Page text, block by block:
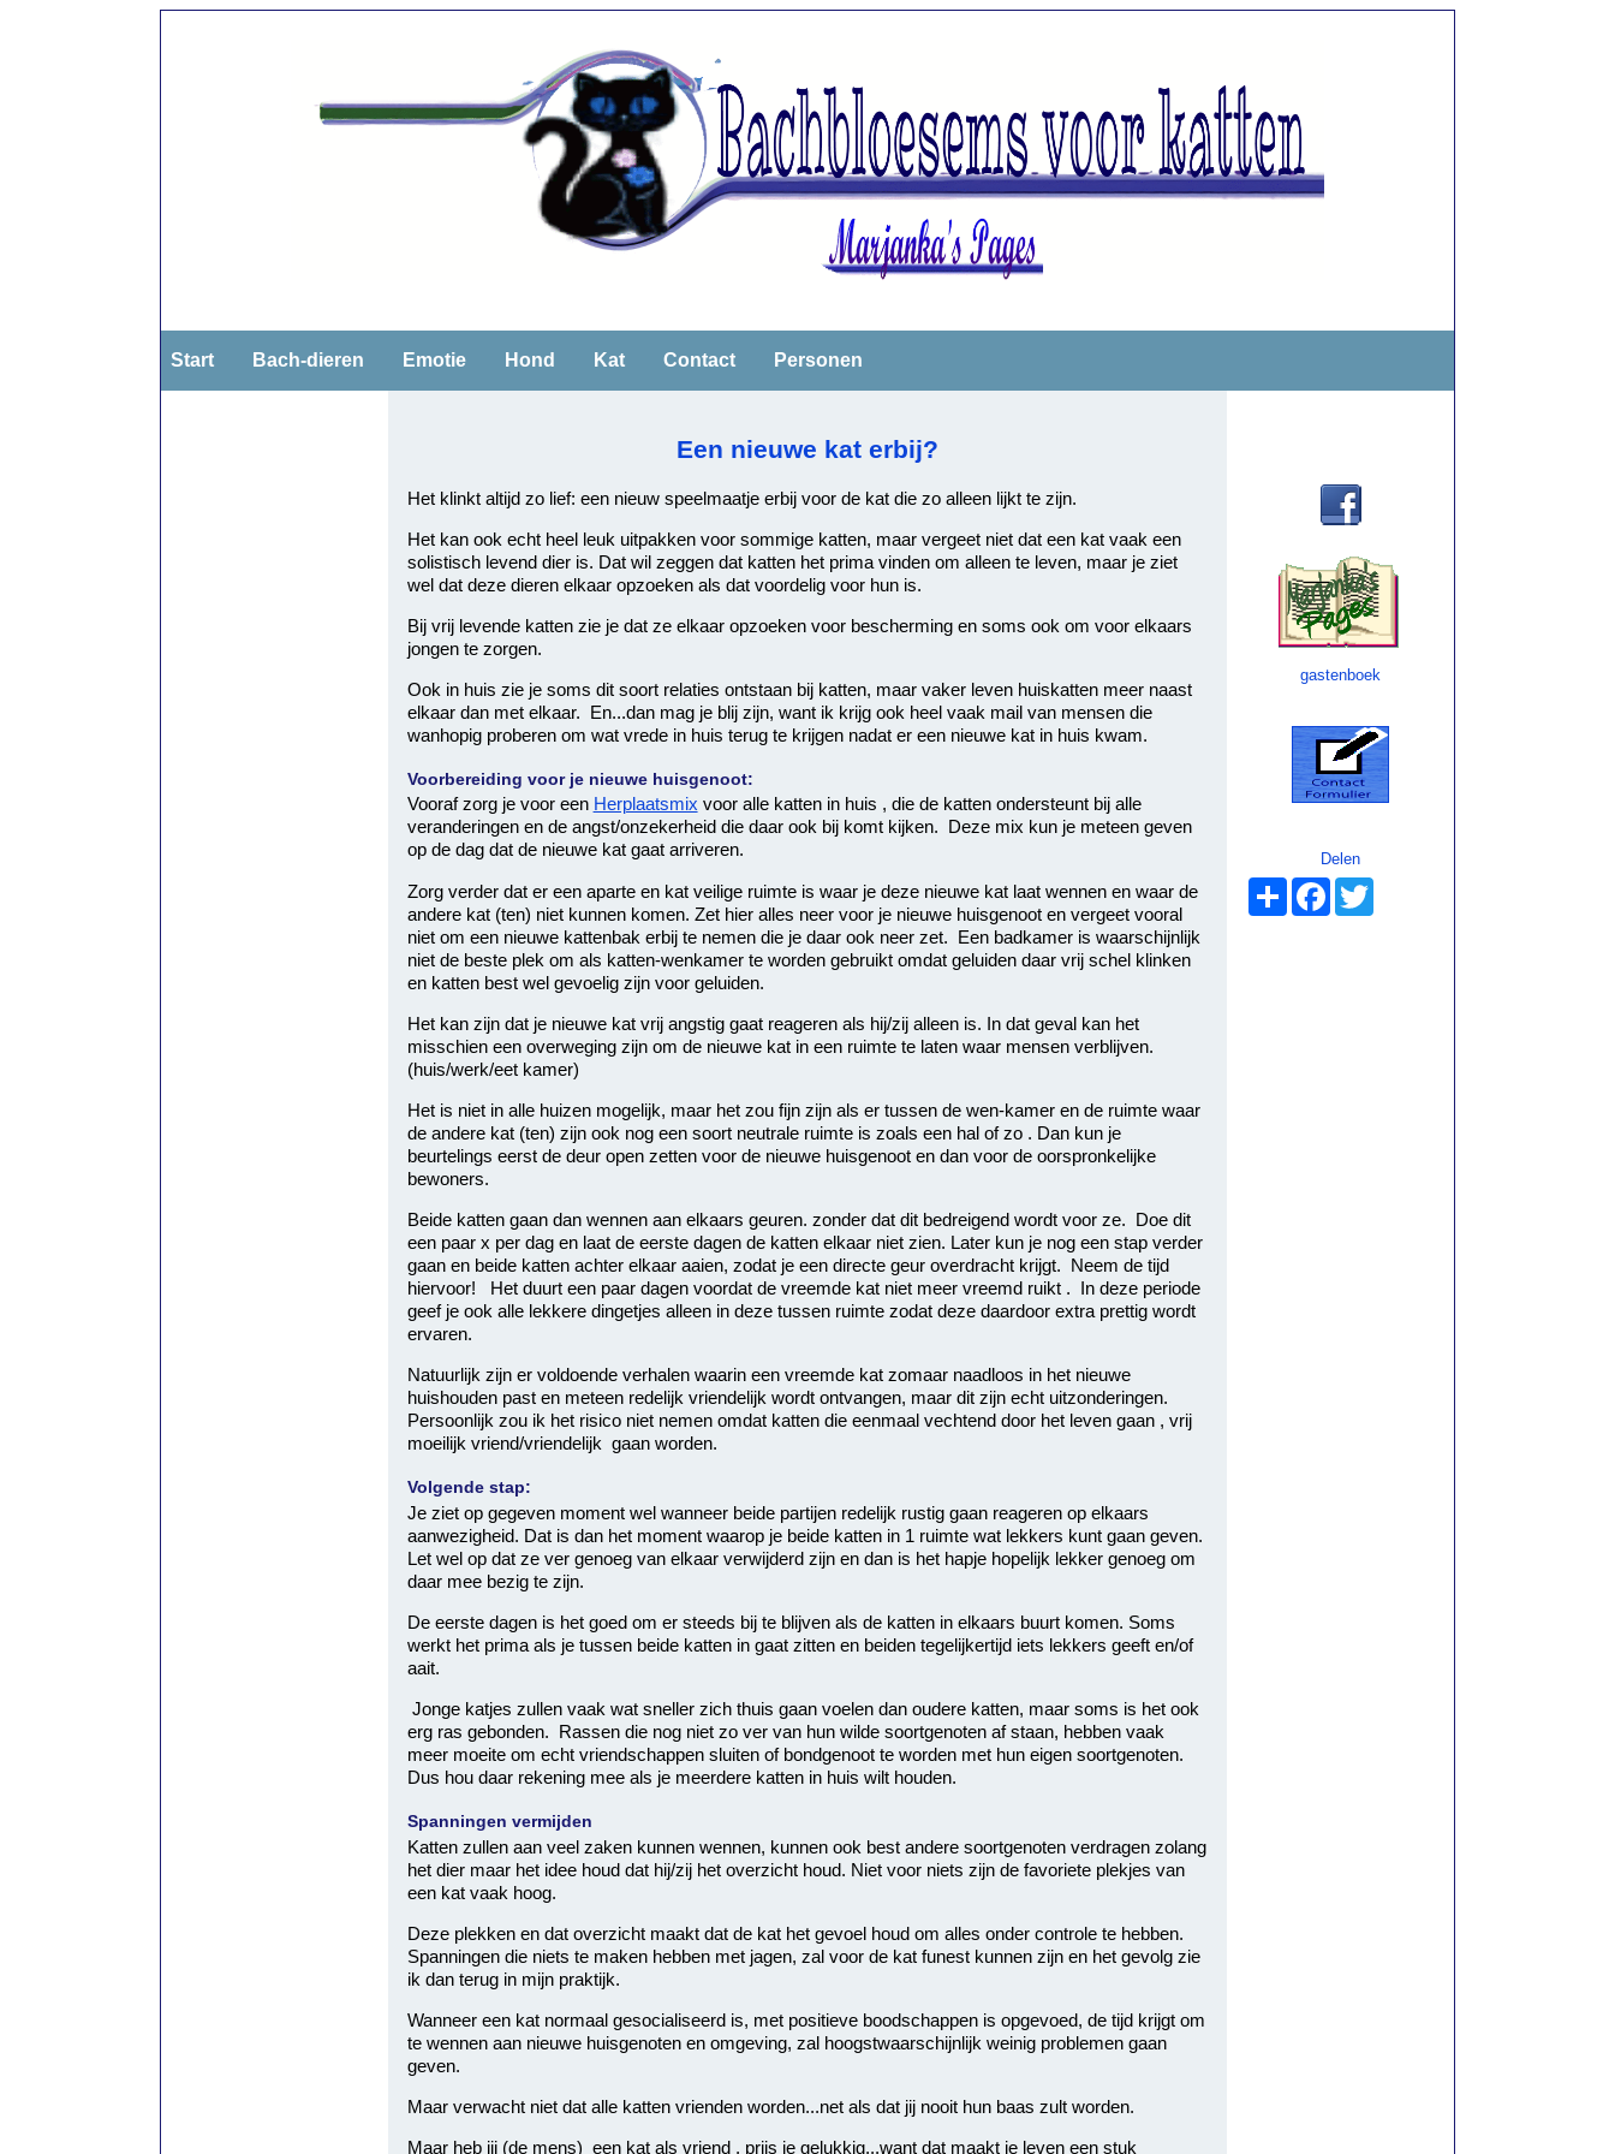
Start Bach-dieren Emotie Hond Kat Contact Personen
Een nieuwe kat erbij?
Het klinkt altijd zo lief: een nieuw speelmaatje erbij voor de kat die zo alleen lijkt te zijn.
Het kan ook echt heel leuk uitpakken voor sommige katten, maar vergeet niet dat een kat vaak een
solistisch levend dier is. Dat wil zeggen dat katten het prima vinden om alleen te leven, maar je ziet
wel dat deze dieren elkaar opzoeken als dat voordelig voor hun is.
Bij vrij levende katten zie je dat ze elkaar opzoeken voor bescherming en soms ook om voor elkaars
jongen te zorgen.
Ook in huis zie je soms dit soort relaties ontstaan bij katten, maar vaker leven huiskatten meer naast
elkaar dan met elkaar. En...dan mag je blij zijn, want ik krijg ook heel vaak mail van mensen die
wanhopig proberen om wat vrede in huis terug te krijgen nadat er een nieuwe kat in huis kwam.
Voorbereiding voor je nieuwe huisgenoot:
Vooraf zorg je voor een Herplaatsmix voor alle katten in huis , die de katten ondersteunt bij alle
veranderingen en de angst/onzekerheid die daar ook bij komt kijken. Deze mix kun je meteen geven
op de dag dat de nieuwe kat gaat arriveren.
Zorg verder dat er een aparte en kat veilige ruimte is waar je deze nieuwe kat laat wennen en waar de
andere kat (ten) niet kunnen komen. Zet hier alles neer voor je nieuwe huisgenoot en vergeet vooral
niet om een nieuwe kattenbak erbij te nemen die je daar ook neer zet. Een badkamer is waarschijnlijk
niet de beste plek om als katten-wenkamer te worden gebruikt omdat geluiden daar vrij schel klinken
en katten best wel gevoelig zijn voor geluiden.
Het kan zijn dat je nieuwe kat vrij angstig gaat reageren als hij/zij alleen is. In dat geval kan het
misschien een overweging zijn om de nieuwe kat in een ruimte te laten waar mensen verblijven.
(huis/werk/eet kamer)
Het is niet in alle huizen mogelijk, maar het zou fijn zijn als er tussen de wen-kamer en de ruimte waar
de andere kat (ten) zijn ook nog een soort neutrale ruimte is zoals een hal of zo . Dan kun je
beurtelings eerst de deur open zetten voor de nieuwe huisgenoot en dan voor de oorspronkelijke
bewoners.
Beide katten gaan dan wennen aan elkaars geuren. zonder dat dit bedreigend wordt voor ze. Doe dit
een paar x per dag en laat de eerste dagen de katten elkaar niet zien. Later kun je nog een stap verder
gaan en beide katten achter elkaar aaien, zodat je een directe geur overdracht krijgt. Neem de tijd
hiervoor! Het duurt een paar dagen voordat de vreemde kat niet meer vreemd ruikt . In deze periode
geef je ook alle lekkere dingetjes alleen in deze tussen ruimte zodat deze daardoor extra prettig wordt
ervaren.
Natuurlijk zijn er voldoende verhalen waarin een vreemde kat zomaar naadloos in het nieuwe
huishouden past en meteen redelijk vriendelijk wordt ontvangen, maar dit zijn echt uitzonderingen.
Persoonlijk zou ik het risico niet nemen omdat katten die eenmaal vechtend door het leven gaan , vrij
moeilijk vriend/vriendelijk gaan worden.
Volgende stap:
Je ziet op gegeven moment wel wanneer beide partijen redelijk rustig gaan reageren op elkaars
aanwezigheid. Dat is dan het moment waarop je beide katten in 1 ruimte wat lekkers kunt gaan geven.
Let wel op dat ze ver genoeg van elkaar verwijderd zijn en dan is het hapje hopelijk lekker genoeg om
daar mee bezig te zijn.
De eerste dagen is het goed om er steeds bij te blijven als de katten in elkaars buurt komen. Soms
werkt het prima als je tussen beide katten in gaat zitten en beiden tegelijkertijd iets lekkers geeft en/of
aait.
Jonge katjes zullen vaak wat sneller zich thuis gaan voelen dan oudere katten, maar soms is het ook
erg ras gebonden. Rassen die nog niet zo ver van hun wilde soortgenoten af staan, hebben vaak
meer moeite om echt vriendschappen sluiten of bondgenoot te worden met hun eigen soortgenoten.
Dus hou daar rekening mee als je meerdere katten in huis wilt houden.
Spanningen vermijden
Katten zullen aan veel zaken kunnen wennen, kunnen ook best andere soortgenoten verdragen zolang
het dier maar het idee houd dat hij/zij het overzicht houd. Niet voor niets zijn de favoriete plekjes van
een kat vaak hoog.
Deze plekken en dat overzicht maakt dat de kat het gevoel houd om alles onder controle te hebben.
Spanningen die niets te maken hebben met jagen, zal voor de kat funest kunnen zijn en het gevolg zie
ik dan terug in mijn praktijk.
Wanneer een kat normaal gesocialiseerd is, met positieve boodschappen is opgevoed, de tijd krijgt om
te wennen aan nieuwe huisgenoten en omgeving, zal hoogstwaarschijnlijk weinig problemen gaan
geven.
Maar verwacht niet dat alle katten vrienden worden...net als dat jij nooit hun baas zult worden.
Maar heb jij (de mens) een kat als vriend , prijs je gelukkig...want dat maakt je leven een stuk
gastenboek
Delen
ShareFacebook